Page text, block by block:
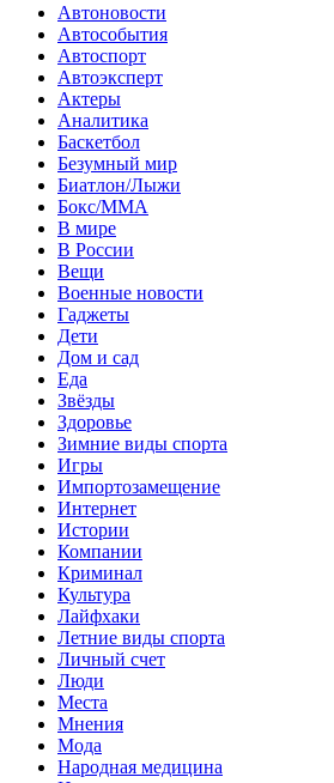
Автоновости
Автособытия
Автоспорт
Автоэксперт
Актеры
Аналитика
Баскетбол
Безумный мир
Биатлон/Лыжи
Бокс/MMA
В мире
В России
Вещи
Военные новости
Гаджеты
Дети
Дом и сад
Еда
Звёзды
Здоровье
Зимние виды спорта
Игры
Импортозамещение
Интернет
Истории
Компании
Криминал
Культура
Лайфхаки
Летние виды спорта
Личный счет
Люди
Места
Мнения
Мода
Народная медицина